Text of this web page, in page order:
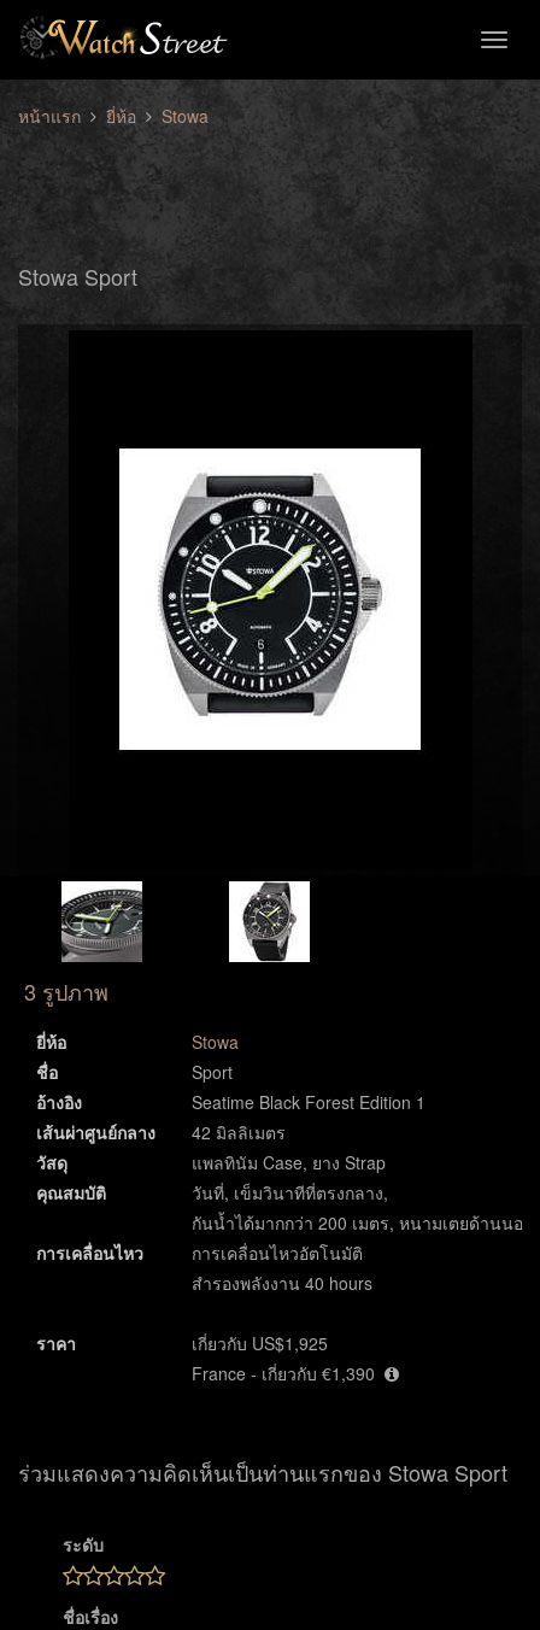
หน้าแรก ยี่ห้อ Stowa
Stowa Sport
3 รูปภาพ
ยี่ห้อ
Stowa
ชื่อ
Sport
อ้างอิง
Seatime Black Forest Edition 1
เส้นผ่าศูนย์กลาง
42 มิลลิเมตร
วัสดุ
แพลทินัม Case, ยาง Strap
คุณสมบัติ
วันที่, เข็มวินาทีที่ตรงกลาง,
กันน้ำได้มากกว่า 200 เมตร, หนามเตยด้านนอก
การเคลื่อนไหว
การเคลื่อนไหวอัตโนมัติ
สำรองพลังงาน 40 hours
ราคา
เกี่ยวกับ US$1,925
France - เกี่ยวกับ €1,390
ร่วมแสดงความคิดเห็นเป็นท่านแรกของ Stowa Sport
ระดับ
ชื่อเรื่อง